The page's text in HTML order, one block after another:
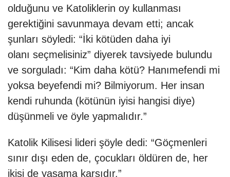
olduğunu ve Katoliklerin oy kullanması
gerektiğini savunmaya devam etti; ancak
şunları söyledi: “İki kötüden daha iyi
olanı seçmelisiniz” diyerek tavsiyede bulundu
ve sorguladı: “Kim daha kötü? Hanımefendi mi
yoksa beyefendi mi? Bilmiyorum. Her insan
kendi ruhunda (kötünün iyisi hangisi diye)
düşünmeli ve öyle yapmalıdır.”
Katolik Kilisesi lideri şöyle dedi: “Göçmenleri
sınır dışı eden de, çocukları öldüren de, her
ikisi de yaşama karşıdır.”